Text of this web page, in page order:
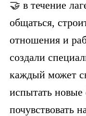
🤝 в течение
общаться,
отношения и
создали
каждый может
испытать новые
почувствовать